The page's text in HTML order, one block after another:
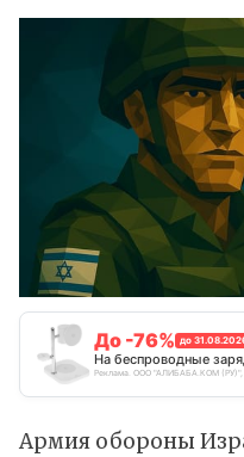
До -76% до
На беспроводные
Реклама. ООО "АЛИБАБА.КОМ (РУ)",
Армия обороны